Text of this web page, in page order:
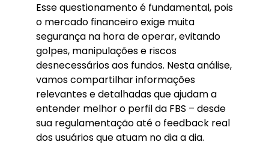
Esse questionamento é fundamental, pois
o mercado financeiro exige muita
segurança na hora de operar, evitando
golpes, manipulações e riscos
desnecessários aos fundos. Nesta análise,
vamos compartilhar informações
relevantes e detalhadas que ajudam a
entender melhor o perfil da FBS – desde
sua regulamentação até o feedback real
dos usuários que atuam no dia a dia.